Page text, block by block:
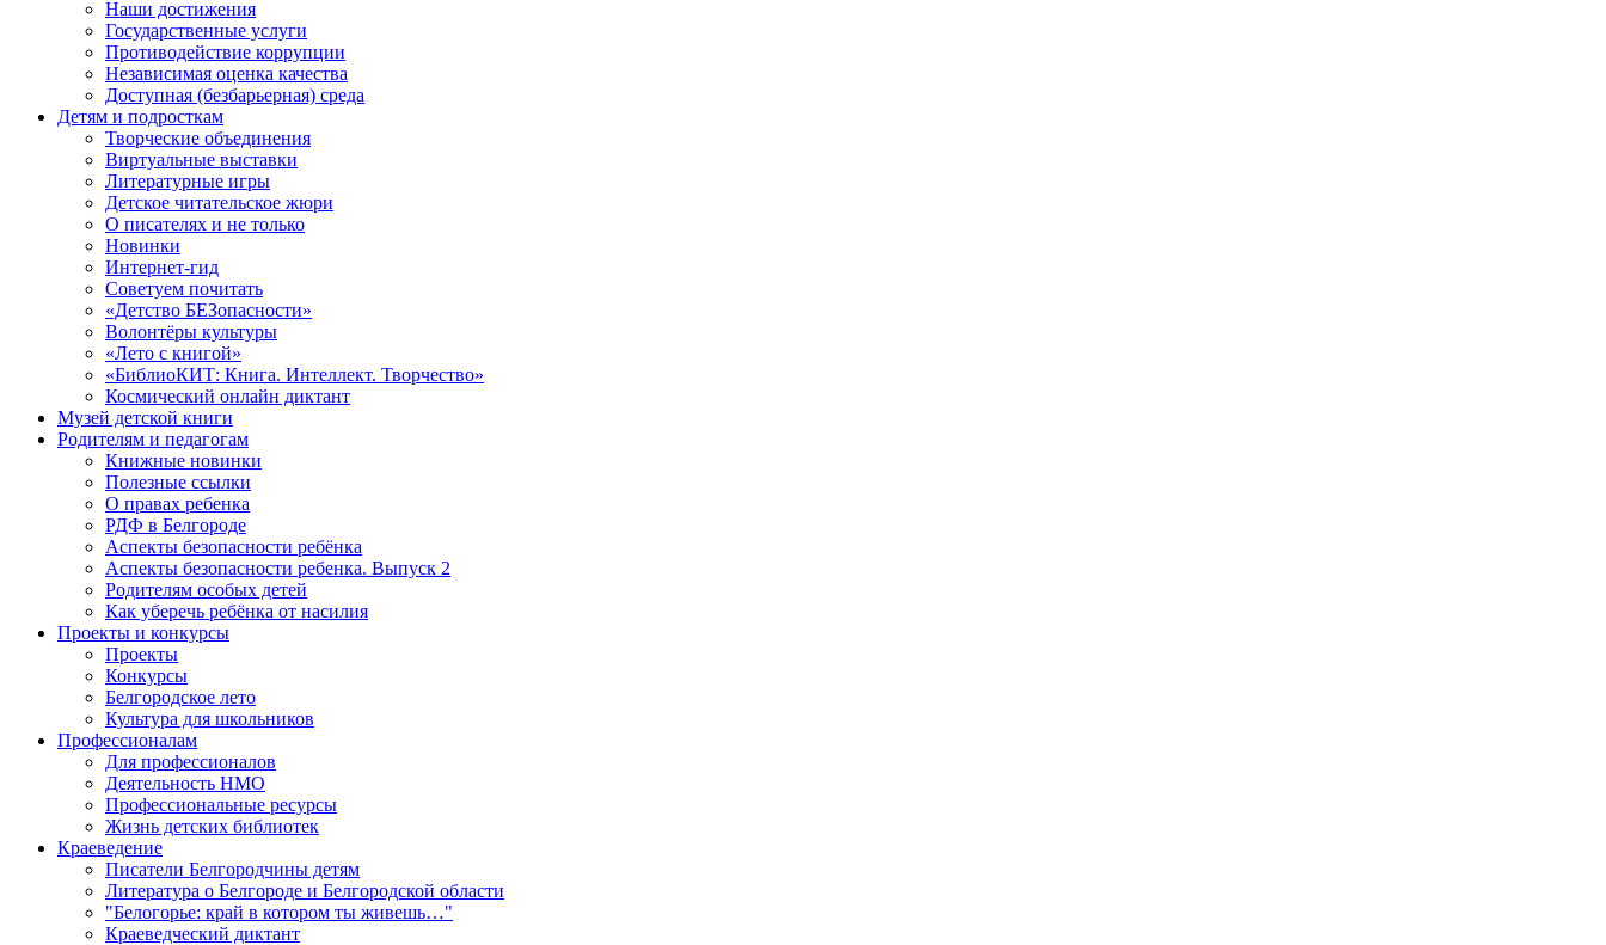
Наши достижения
Государственные услуги
Противодействие коррупции
Независимая оценка качества
Доступная (безбарьерная) среда
Детям и подросткам
Творческие объединения
Виртуальные выставки
Литературные игры
Детское читательское жюри
О писателях и не только
Новинки
Интернет-гид
Советуем почитать
«Детство БЕЗопасности»
Волонтёры культуры
«Лето с книгой»
«БиблиоКИТ: Книга. Интеллект. Творчество»
Космический онлайн диктант
Музей детской книги
Родителям и педагогам
Книжные новинки
Полезные ссылки
О правах ребенка
РДФ в Белгороде
Аспекты безопасности ребёнка
Аспекты безопасности ребенка. Выпуск 2
Родителям особых детей
Как уберечь ребёнка от насилия
Проекты и конкурсы
Проекты
Конкурсы
Белгородское лето
Культура для школьников
Профессионалам
Для профессионалов
Деятельность НМО
Профессиональные ресурсы
Жизнь детских библиотек
Краеведение
Писатели Белгородчины детям
Литература о Белгороде и Белгородской области
"Белогорье: край в котором ты живешь…"
Краеведческий диктант